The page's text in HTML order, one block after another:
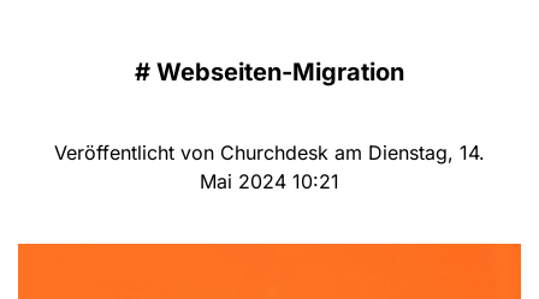
# Webseiten-Migration
Veröffentlicht von Churchdesk am Dienstag, 14.
Mai 2024 10:21